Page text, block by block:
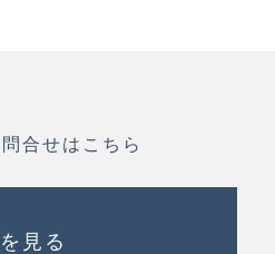
合せはこちら
見る